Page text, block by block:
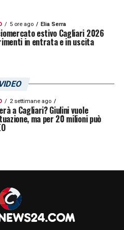
5 ore ago Elia Serra
estivo Cagliari 2026
in entrata e in uscita
VIDEO
2 settimane ago
a Cagliari? Giulini vuole
ma per 20 milioni può